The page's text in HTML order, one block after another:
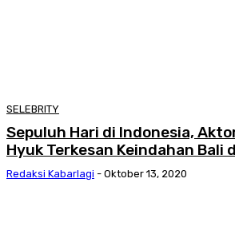
SELEBRITY
Sepuluh Hari di Indonesia,
Hyuk Terkesan Keindahan Bali
Redaksi Kabarlagi - Oktober 13, 2020